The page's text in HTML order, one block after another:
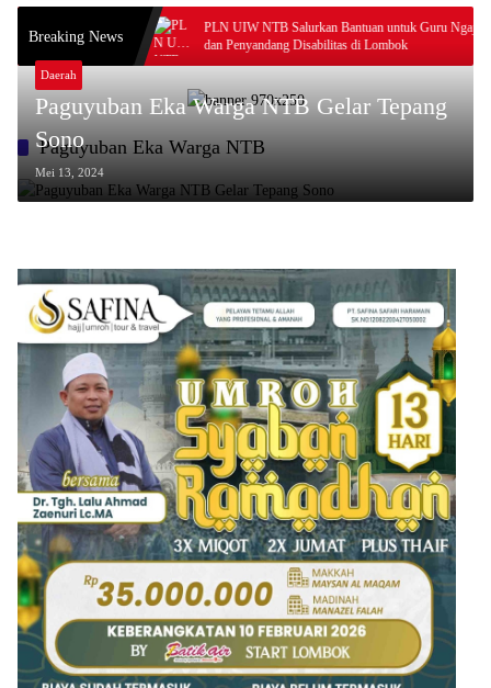
Breaking News
Diciduk
PLN UIW NTB Salurkan Bantuan untuk Guru Ngaji
dan Penyandang Disabilitas di Lombok
Paguyuban Eka Warga NTB
Daerah
Paguyuban Eka Warga NTB Gelar Tepang
Sono
Mei 13, 2024